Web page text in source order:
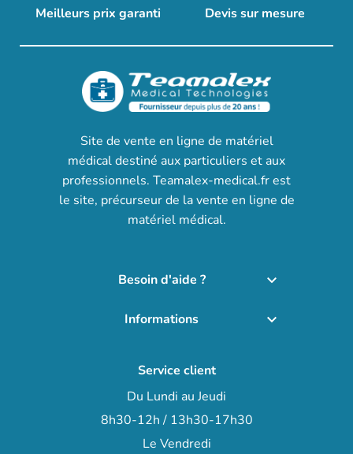
Meilleurs prix garanti Devis sur mesure
Site de vente en ligne de matériel
médical destiné aux particuliers et aux
professionnels. Teamalex-medical.fr est
le site, précurseur de la vente en ligne de
matériel médical.
Besoin d'aide ? 
Informations 
Service client
Du Lundi au Jeudi
8h30-12h / 13h30-17h30
Le Vendredi